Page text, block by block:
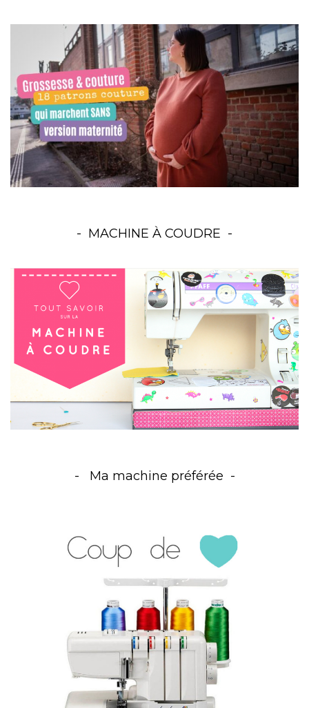
MACHINE À COUDRE
Ma machine préférée